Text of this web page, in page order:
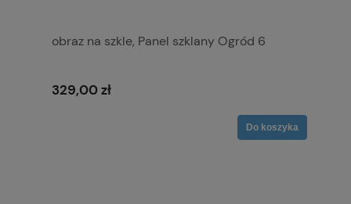
obraz na szkle, Panel szklany Ogród 6
329,00 zł
Do koszyka